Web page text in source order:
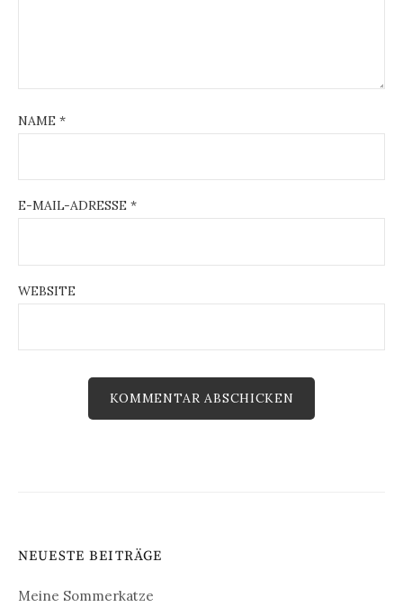
NAME *
E-MAIL-ADRESSE *
WEBSITE
NEUESTE BEITRÄGE
Meine Sommerkatze